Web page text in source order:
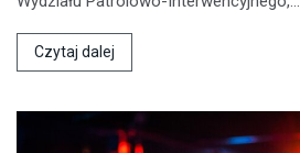
Czytaj dalej